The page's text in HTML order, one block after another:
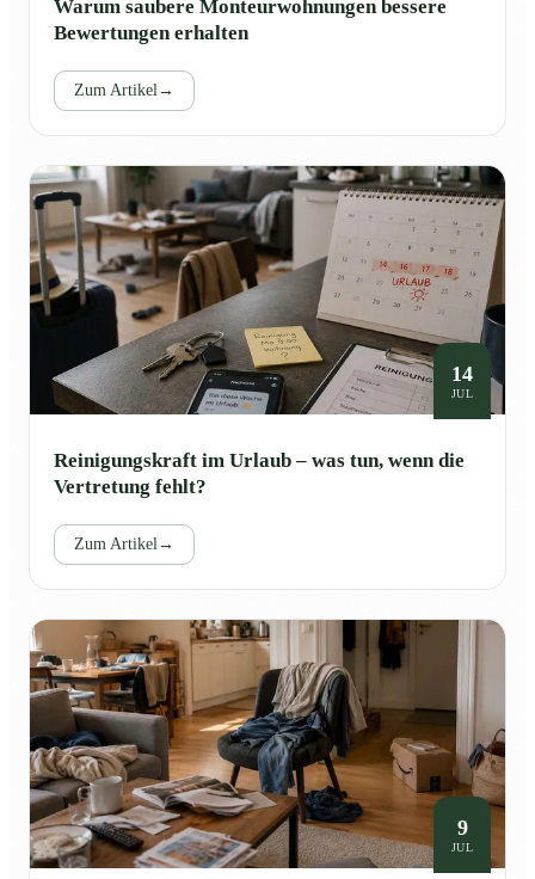
Warum saubere Monteurwohnungen bessere
Bewertungen erhalten
Zum Artikel→
14
JUL
Reinigungskraft im Urlaub – was tun, wenn die
Vertretung fehlt?
Zum Artikel→
9
JUL